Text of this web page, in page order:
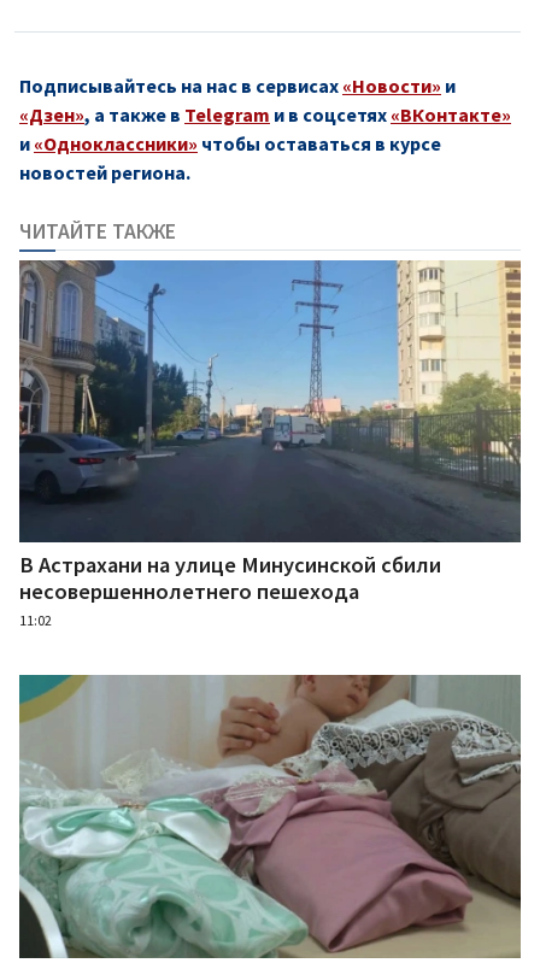
Подписывайтесь на нас в сервисах «Новости» и
«Дзен», а также в Telegram и в соцсетях «ВКонтакте»
и «Одноклассники» чтобы оставаться в курсе
новостей региона.
ЧИТАЙТЕ ТАКЖЕ
В Астрахани на улице Минусинской сбили
несовершеннолетнего пешехода
11:02